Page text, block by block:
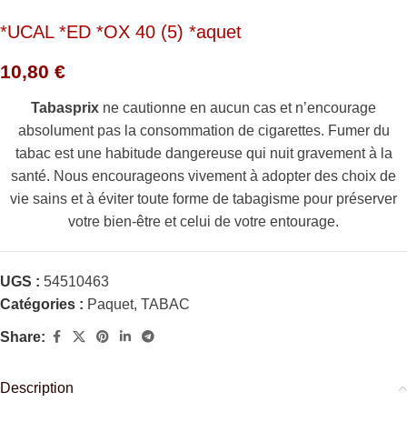
*UCAL *ED *OX 40 (5) *aquet
10,80 €
Tabasprix ne cautionne en aucun cas et n’encourage
absolument pas la consommation de cigarettes. Fumer du
tabac est une habitude dangereuse qui nuit gravement à la
santé. Nous encourageons vivement à adopter des choix de
vie sains et à éviter toute forme de tabagisme pour préserver
votre bien-être et celui de votre entourage.
UGS : 54510463
Catégories : Paquet, TABAC
Share:
Description